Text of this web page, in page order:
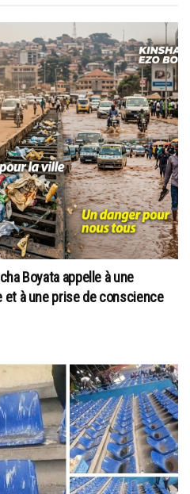
Boyata appelle à une
à une prise de conscience